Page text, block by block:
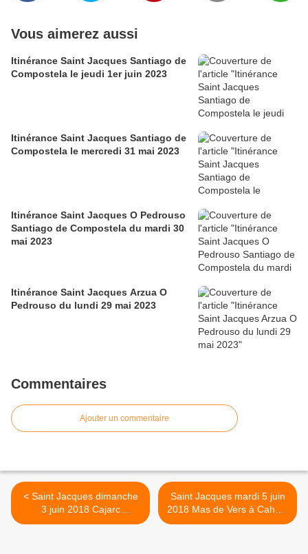
Vous aimerez aussi
Itinérance Saint Jacques Santiago de
Compostela le jeudi 1er juin 2023
Itinérance Saint Jacques Santiago de
Compostela le mercredi 31 mai 2023
Itinérance Saint Jacques O Pedrouso
Santiago de Compostela du mardi 30
mai 2023
Itinérance Saint Jacques Arzua O
Pedrouso du lundi 29 mai 2023
Commentaires
Ajouter un commentaire
< Saint Jacques dimanche
3 juin 2018 Cajarc
Limogne-en-Quercy
Saint Jacques mardi 5 juin
2018 Mas de Vers à Cahors
>